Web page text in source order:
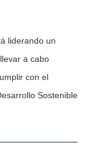
liderando un
a cabo
con el
Sostenible